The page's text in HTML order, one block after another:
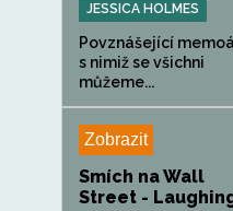
JESSICA HOLMES
Povznášející
s nimiž se všichni
můžeme...
Zobrazit
Smích na Wall
Street -